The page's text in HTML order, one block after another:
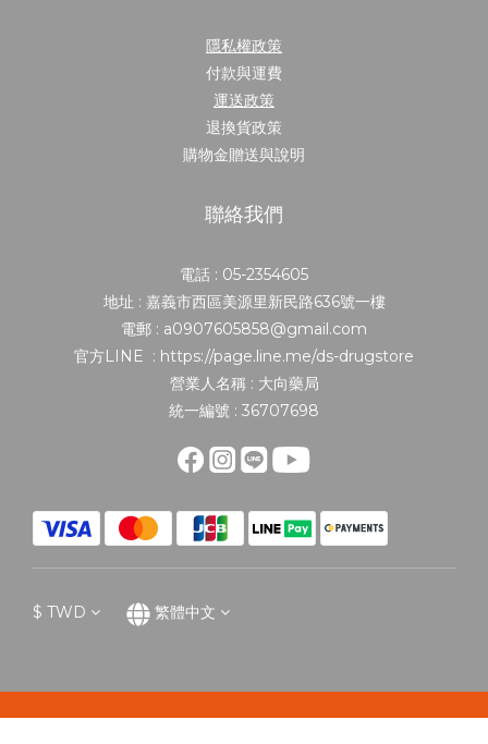
隱私權政策
付款與運費
運送政策
退換貨政策
購物金贈送與說明
聯絡我們
電話 : 05-2354605
地址 : 嘉義市西區美源里新民路636號一樓
電郵 : a0907605858@gmail.com
官方LINE : https://page.line.me/ds-drugstore
營業人名稱 : 大向藥局
統一編號 : 36707698
$ TWD 繁體中文